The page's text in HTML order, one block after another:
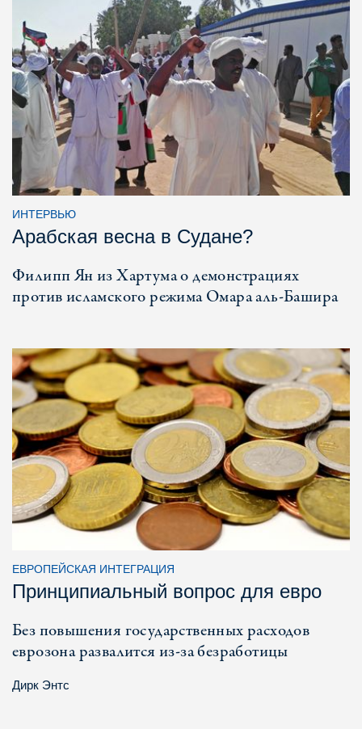
ИНТЕРВЬЮ
Арабская весна в Судане?
Филипп Ян из Хартума о демонстрациях
против исламского режима Омара аль-Башира
ЕВРОПЕЙСКАЯ ИНТЕГРАЦИЯ
Принципиальный вопрос для евро
Без повышения государственных расходов
еврозона развалится из-за безработицы
Дирк Энтс